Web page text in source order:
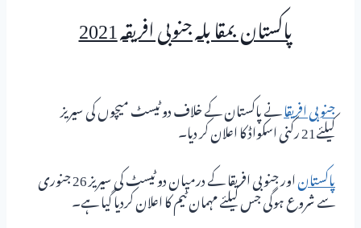
پاکستان بمقا بلہ جنوبی افریقہ 2021
جنوبی افریقانے پاکستان کے خلاف دو ٹیسٹ میچوں کی سیریز
کیلئے21 رکنی اسکواڈ کا اعلان کر دیا۔
پاکستان
اور جنوبی افریقا کے درمیان دو ٹیسٹ کی سیریز 26 جنوری
سے شروع ہوگی جس کیلئے مہمان ٹیم کا اعلان کردیا گیا ہے۔